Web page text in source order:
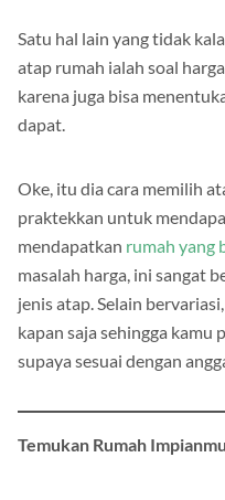
Satu hal lain yang tidak
atap rumah ialah soal
karena juga bisa
dapat.
Oke, itu dia cara memilih
praktekkan untuk
mendapatkan rumah yang
masalah harga, ini sangat
jenis atap. Selain
kapan saja sehingga kamu
supaya sesuai dengan
Temukan Rumah